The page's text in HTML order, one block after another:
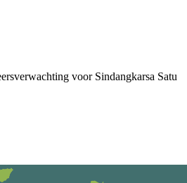
voor Sindangkarsa Satu